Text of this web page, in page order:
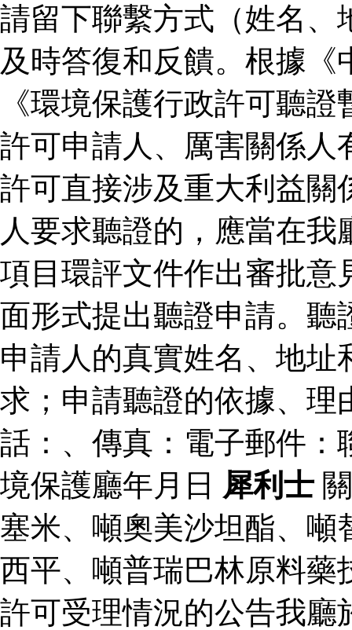
請留下聯繫方式（姓名、
及時答復和反饋。根據
《環境保護行政許可聽
許可申請人、厲害關係人
許可直接涉及重大利益關
人要求聽證的，應當在
項目環評文件作出審批意
面形式提出聽證申請。聽
申請人的真實姓名、地
求；申請聽證的依據、理
話：、傳真：電子郵件：
境保護廳年月日 犀利士
塞米、噸奧美沙坦酯、噸
西平、噸普瑞巴林原料藥
許可受理情況的公告我廳